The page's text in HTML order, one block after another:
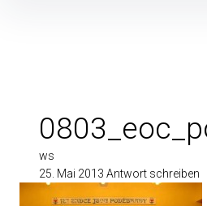
ws
25. Mai 2013 Antwort schreiben